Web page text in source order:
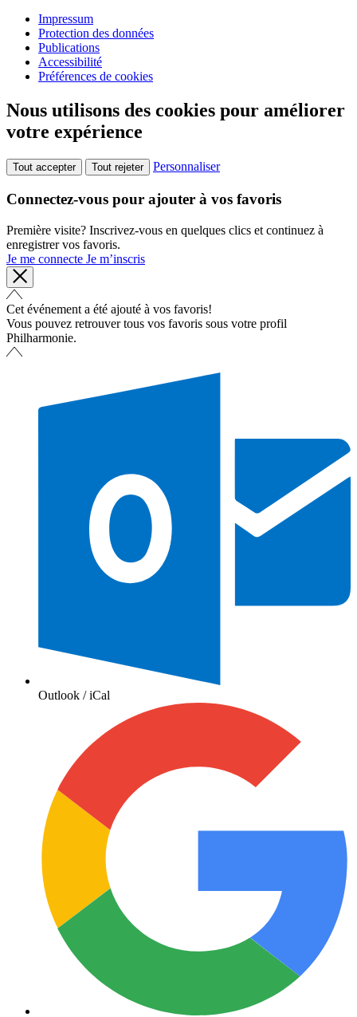
Impressum
Protection des données
Publications
Accessibilité
Préférences de cookies
Nous utilisons des cookies pour améliorer
votre expérience
Tout accepter Tout rejeter Personnaliser
Connectez-vous pour ajouter à vos favoris
Première visite? Inscrivez-vous en quelques clics et continuez à
enregistrer vos favoris.
Je me connecte Je m’inscris
Cet événement a été ajouté à vos favoris!
Vous pouvez retrouver tous vos favoris sous votre profil
Philharmonie.
Outlook / iCal